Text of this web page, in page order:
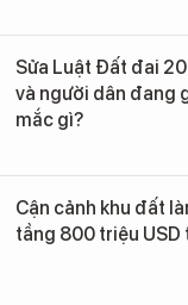
Sửa Luật Đất đai
và người dân đang
mắc gì?
Cận cảnh khu đất
tầng 800 triệu USD